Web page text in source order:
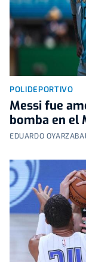
POLIDEPORTIVO
Messi fue
bomba en el
EDUARDO